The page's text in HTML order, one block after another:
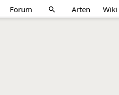
Forum search Arten Wiki